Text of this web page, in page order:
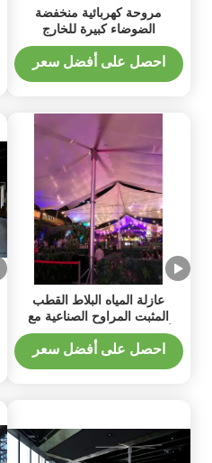
مروحة كهربائية منخفضة
الضوضاء كبيرة للخارج
احصل على أفضل سعر
عازلة المياه البلاط القطب
المثبت المراوح الصناعية مع
ألومنيوم المغنيسيوم شفرات
احصل على أفضل سعر